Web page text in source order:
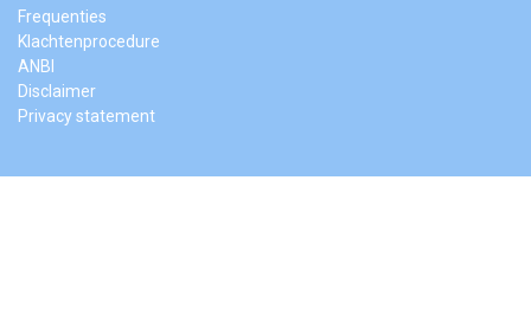
Frequenties
Klachtenprocedure
ANBI
Disclaimer
Privacy statement